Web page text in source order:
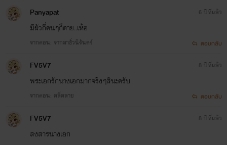
Panyapat
มีผัวกี่คนๆก็ตาย..เห้อ
จากตอน: จากลาชั่วนิรันดร์
6 ปีที่แล้ว
ตอบกลับ
FV5V7
พระเอกรักนางเอกมากจริงๆสินะครับ
จากตอน: คลี่คลาย
8 ปีที่แล้ว
ตอบกลับ
FV5V7
สงสารนางเอก
8 ปีที่แล้ว